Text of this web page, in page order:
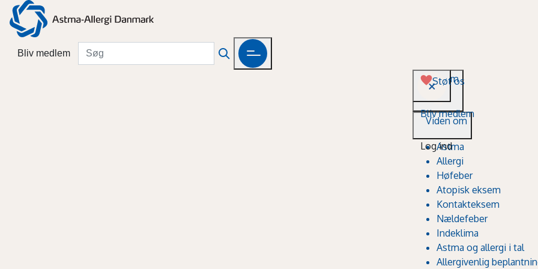
Bliv medlem
Støt os
Bliv medlem
Log ind
Viden om
Viden om
Astma
Allergi
Høfeber
Atopisk eksem
Kontakteksem
Nældefeber
Indeklima
Astma og allergi i tal
Allergivenlig